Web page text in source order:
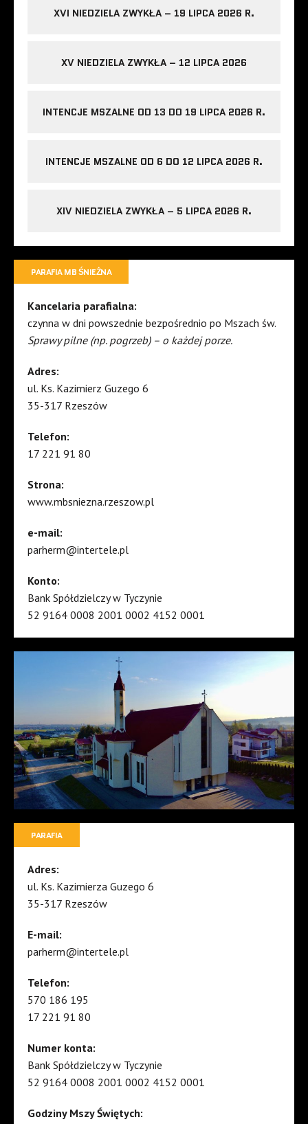
XVI NIEDZIELA ZWYKŁA – 19 LIPCA 2026 R.
XV NIEDZIELA ZWYKŁA – 12 LIPCA 2026
INTENCJE MSZALNE OD 13 DO 19 LIPCA 2026 R.
INTENCJE MSZALNE OD 6 DO 12 LIPCA 2026 R.
XIV NIEDZIELA ZWYKŁA – 5 LIPCA 2026 R.
PARAFIA MB ŚNIEŻNA
Kancelaria parafialna:
czynna w dni powszednie bezpośrednio po Mszach św.
Sprawy pilne (np. pogrzeb) – o każdej porze.
Adres:
ul. Ks. Kazimierz Guzego 6
35-317 Rzeszów
Telefon:
17 221 91 80
Strona:
www.mbsniezna.rzeszow.pl
e-mail:
parherm@intertele.pl
Konto:
Bank Spółdzielczy w Tyczynie
52 9164 0008 2001 0002 4152 0001
PARAFIA
Adres:
ul. Ks. Kazimierza Guzego 6
35-317 Rzeszów
E-mail:
parherm@intertele.pl
Telefon:
570 186 195
17 221 91 80
Numer konta:
Bank Spółdzielczy w Tyczynie
52 9164 0008 2001 0002 4152 0001
Godziny Mszy Świętych: